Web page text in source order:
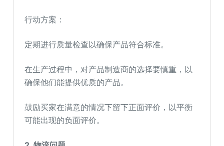
行动方案：
定期进行质量检查以确保产品符合标准。
在生产过程中，对产品制造商的选择要慎重，以
确保他们能提供优质的产品。
鼓励买家在满意的情况下留下正面评价，以平衡
可能出现的负面评价。